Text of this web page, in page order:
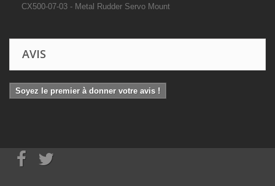
CX500-07-03 - Metal Rudder Servo Mount
AVIS
Soyez le premier à donner votre avis !